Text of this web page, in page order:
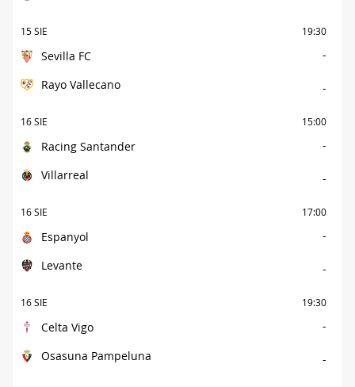
15 SIE 19:30
Sevilla FC
Rayo Vallecano
-
-
16 SIE 15:00
Racing Santander
Villarreal
-
-
16 SIE 17:00
Espanyol
Levante
-
-
16 SIE 19:30
Celta Vigo
Osasuna Pampeluna
-
-